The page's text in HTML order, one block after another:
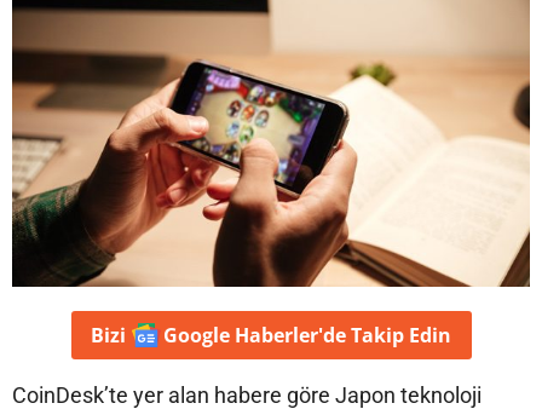
Bizi Google Haberler'deTakip Edin
CoinDesk’te yer alan habere göre Japon teknoloji